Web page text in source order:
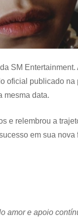
SM
oficial publicado
mesma data.
e relembrou a
em sua nova
amor e apoio